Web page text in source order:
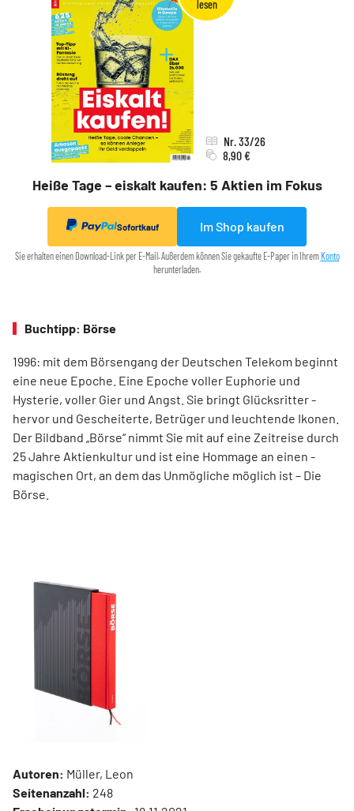
Heiße Tage – eiskalt kaufen: 5 Aktien im Fokus
Nr. 33/26
8,90 €
Sofortkauf Im Shop kaufen
Sie erhalten einen Download-Link per E-Mail. Außerdem können Sie gekaufte E-Paper in Ihrem Konto
herunterladen.
Buchtipp: Börse
1996: mit dem ­Börsen­­gang der Deutschen Telekom ­beginnt
eine neue ­Epoche. Eine Epoche voller ­Euphorie und
Hysterie, ­voller Gier und Angst. Sie bringt Glücksritter ­
hervor und ­Gescheiterte, ­Betrüger und leuchtende Ikonen.
Der Bildband ­„Börse“ nimmt Sie mit auf eine Zeit­reise durch
25 Jahre Aktienkultur und ist eine Hommage an ­einen ­
magischen Ort, an dem das Unmögliche ­möglich ist – Die
Börse.
Autoren: Müller, Leon
Seitenanzahl: 248